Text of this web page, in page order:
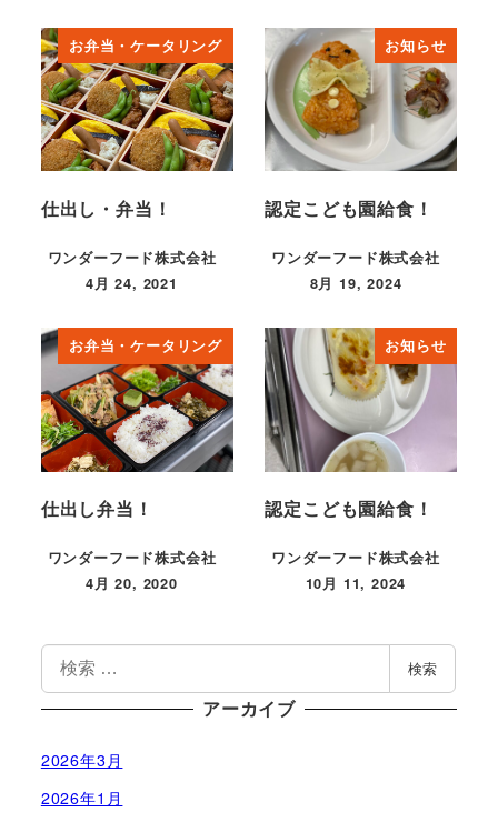
お弁当・ケータリング
仕出し・弁当！
ワンダーフード株式会社
投稿日
4月 24, 2021
お知らせ
認定こども園給食！
ワンダーフード株式会社
投稿日
8月 19, 2024
お弁当・ケータリング
仕出し弁当！
ワンダーフード株式会社
投稿日
4月 20, 2020
お知らせ
認定こども園給食！
ワンダーフード株式会社
投稿日
10月 11, 2024
索
検索
アーカイブ
2026年3月
2026年1月